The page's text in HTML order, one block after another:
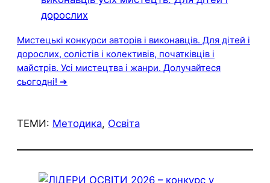
Мистецькі конкурси авторів і виконавців. Для дітей і
дорослих, солістів і колективів, початківців і
майстрів. Усі мистецтва і жанри. Долучайтеся
сьогодні! ➔
ТЕМИ: Методика, Освіта